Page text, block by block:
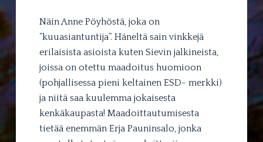
Näin Anne Pöyhöstä, joka on
”kuuasiantuntija”. Häneltä sain vinkkejä
erilaisista asioista kuten Sievin jalkineista,
joissa on otettu maadoitus huomioon
(pohjallisessa pieni keltainen ESD- merkki)
ja niitä saa kuulemma jokaisesta
kenkäkaupasta! Maadoittautumisesta
tietää enemmän Erja Pauninsalo, jonka